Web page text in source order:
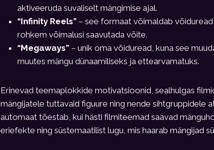
aktiveeruda suvaliselt mängimise ajal.
“Infinity Reels” – see formaat võimaldab
rohkem võimalusi saavutada võite.
“Megaways” – unik oma võiduread, kuna see
muutes mängu dünaamiliseks ja ettearvamatuks.
Erinevad teemaplokkide motivatsioonid, sealhulgas
mängijatele tuttavaid figuure ning nende sihtgruppidele
automaat tõestab, kui hästi filmiteemad saavad
eriefekte ning süstemaatilist lugu, mis haarab mängijad